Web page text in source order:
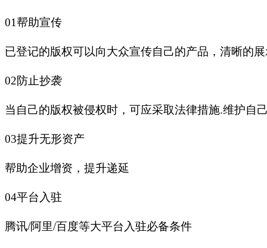
01帮助宣传
已登记的版权可以向大众宣传自己的产品，清晰的
02防止抄袭
当自己的版权被侵权时，可应采取法律措施.维护自
03提升无形资产
帮助企业增资，提升递延
04平台入驻
腾讯/阿里/百度等大平台入驻必备条件